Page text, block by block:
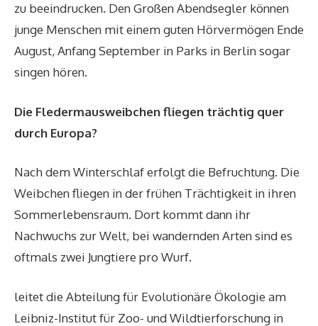
zu beeindrucken. Den Großen Abendsegler können
junge Menschen mit einem guten Hörvermögen Ende
August, Anfang September in Parks in Berlin sogar
singen hören.
Die Fledermausweibchen fliegen trächtig quer
durch Europa?
Nach dem Winterschlaf erfolgt die Befruchtung. Die
Weibchen fliegen in der frühen Trächtigkeit in ihren
Sommerlebensraum. Dort kommt dann ihr
Nachwuchs zur Welt, bei wandernden Arten sind es
oftmals zwei Jungtiere pro Wurf.
leitet die Abteilung für Evolutionäre Ökologie am
Leibniz-Institut für Zoo- und Wildtierforschung in